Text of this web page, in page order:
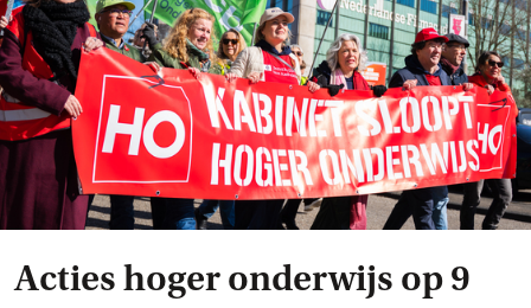
Acties hoger onderwijs op 9